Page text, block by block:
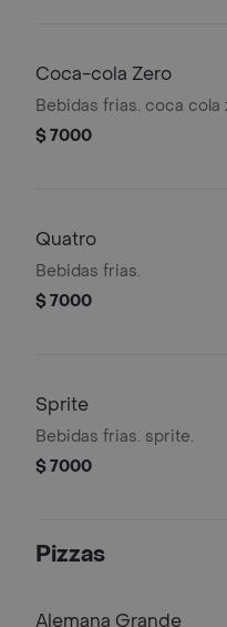
Coca-cola Zero
Bebidas frias. coca cola
$ 7000
Quatro
Bebidas frias.
$ 7000
Sprite
Bebidas frias. sprite.
$ 7000
Pizzas
Alemana Grande